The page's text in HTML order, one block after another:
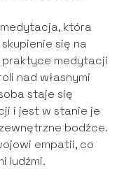
która
się na
praktyce medytacji
nad własnymi
staje się
i jest w stanie je
bodźce.
empatii, co
ludźmi.